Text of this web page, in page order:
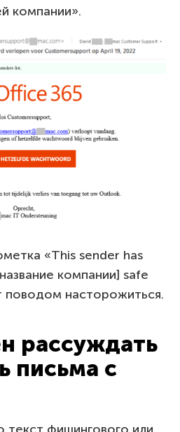
компании».
«This sender has
компании] safe
поводом насторожиться.
рассуждать
письма с